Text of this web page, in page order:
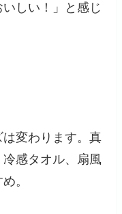
いしい！」と感じ
変わります。真
感タオル、扇風
。